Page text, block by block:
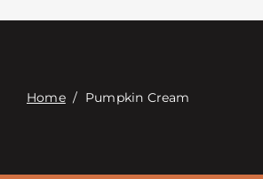
Home/ Pumpkin Cream